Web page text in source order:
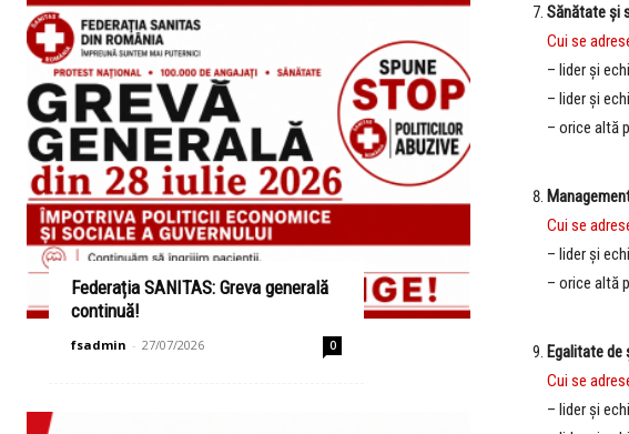
Sănătate și
Cui se
– lider și
– lider și
– orice altă
Cui se
– lider și
– orice altă
Egalitate de
Cui se
– lider și
Federația SANITAS: Greva generală
continuă!
fsadmin - 27/07/2026 0